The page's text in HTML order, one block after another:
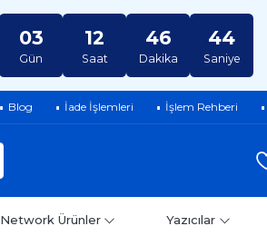
03
Gün
12
Saat
46
Dakika
43
Saniye
Blog İade İşlemleri İşlem Rehberi
Network Ürünler Yazıcılar